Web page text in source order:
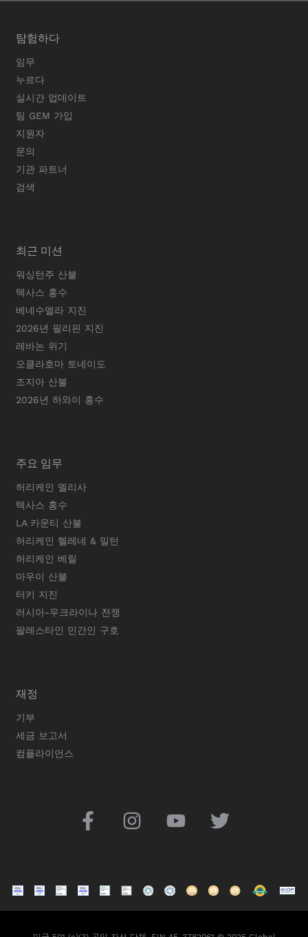
탐험하다
임무
누르다
실시간 업데이트
팀 GEM 가입
지원자
문의
기관 파트너
검색
최근 미션
워싱턴주 산불
텍사스 홍수
베네수엘라 지진
2026년 필리핀 지진
레바논 위기
오클라호마 토네이도
조지아 산불
2026년 하와이 홍수
주요 임무
허리케인 멜리사
텍사스 홍수
LA 카운티 산불
허리케인 헬레네 & 밀턴
허리케인 베릴
마우이 산불
터키 지진
러시아-우크라이나 전쟁
팔레스타인 민간인 구호
재정
기부
세금 보고서
컴플라이언스